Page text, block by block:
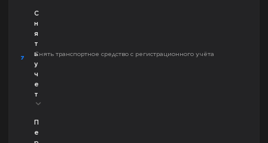
7
С
н
я
т
ь
у
ч
е
т
Снять транспортное средство с регистрационного учёта
П
е